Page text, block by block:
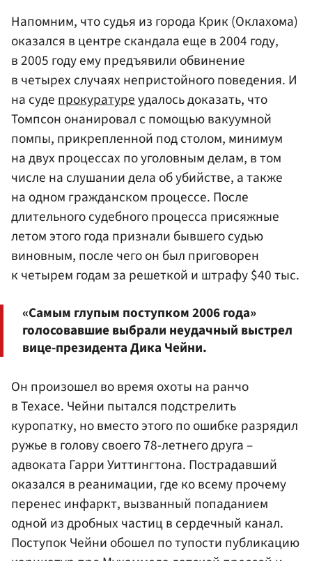
Напомним, что судья из города Крик (Оклахома)
оказался в центре скандала еще в 2004 году,
в 2005 году ему предъявили обвинение
в четырех случаях непристойного поведения. И
на судепрокуратуреудалось доказать, что
Томпсон онанировал с помощью вакуумной
помпы, прикрепленной под столом, минимум
на двух процессах по уголовным делам, в том
числе на слушании дела об убийстве, а также
на одном гражданском процессе. После
длительного судебного процесса присяжные
летом этого года признали бывшего судью
виновным, после чего он был приговорен
к четырем годам за решеткой и штрафу $40 тыс.
«Самым глупым поступком 2006 года»
голосовавшие выбрали неудачный выстрел
вице-президента Дика Чейни.
Он произошел во время охоты на ранчо
в Техасе. Чейни пытался подстрелить
куропатку, но вместо этого по ошибке разрядил
ружье в голову своего 78-летнего друга –
адвоката Гарри Уиттингтона. Пострадавший
оказался в реанимации, где ко всему прочему
перенес инфаркт, вызванный попаданием
одной из дробных частиц в сердечный канал.
Поступок Чейни обошел по тупости публикацию